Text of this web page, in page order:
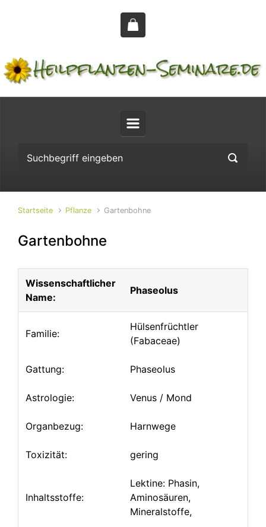
Zum Hauptinhalt springen
Startseite Pflanze Gartenbohne
Gartenbohne
Wissenschaftlicher
Name:
Phaseolus
Familie:
Hülsenfrüchtler
(Fabaceae)
Gattung: Phaseolus
Astrologie: Venus / Mond
Organbezug: Harnwege
Toxizität: gering
Inhaltsstoffe:
Lektine: Phasin,
Aminosäuren,
Mineralstoffe,